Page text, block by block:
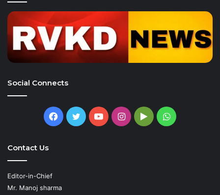
Social Connects
Facebook
TwitterYouTubeInstagram
GoogleWhatsApp
Contact Us
Editor-in-Chief
Mr. Manoj sharma